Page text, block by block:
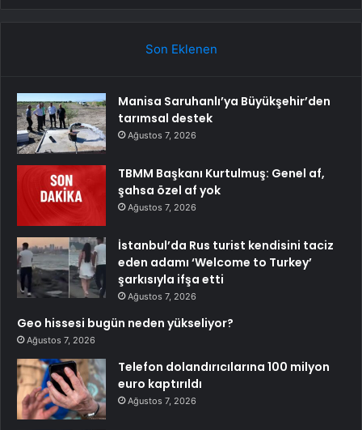
Son Eklenen
Manisa Saruhanlı’ya Büyükşehir’den
tarımsal destek
Ağustos 7, 2026
TBMM Başkanı Kurtulmuş: Genel af,
şahsa özel af yok
Ağustos 7, 2026
İstanbul’da Rus turist kendisini taciz
eden adamı ‘Welcome to Turkey’
şarkısıyla ifşa etti
Ağustos 7, 2026
Geo hissesi bugün neden yükseliyor?
Ağustos 7, 2026
Telefon dolandırıcılarına 100 milyon
euro kaptırıldı
Ağustos 7, 2026